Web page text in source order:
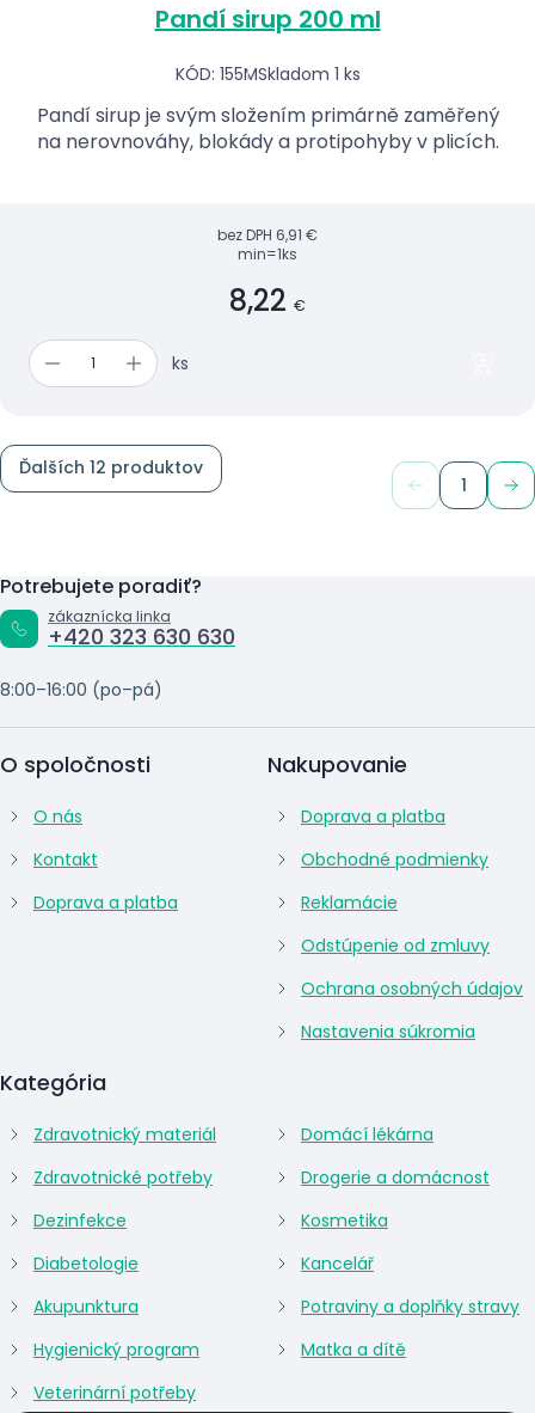
Pandí sirup 200 ml
KÓD: 155MSkladom 1 ks
Pandí sirup je svým složením primárně zaměřený
na nerovnováhy, blokády a protipohyby v plicích.
bez DPH 6,91 €
min=1ks
8,22 €
ks
Ďalších 12 produktov
1
Potrebujete poradiť?
zákaznícka linka
+420 323 630 630
8:00–16:00 (po–pá)
O spoločnosti
O nás
Kontakt
Doprava a platba
Kategória
Zdravotnický materiál
Zdravotnické potřeby
Dezinfekce
Diabetologie
Akupunktura
Hygienický program
Veterinární potřeby
Domácí lékárna
Drogerie a domácnost
Kosmetika
Kancelář
Potraviny a doplňky stravy
Matka a dítě
Nakupovanie
Doprava a platba
Obchodné podmienky
Reklamácie
Odstúpenie od zmluvy
Ochrana osobných údajov
Nastavenia súkromia